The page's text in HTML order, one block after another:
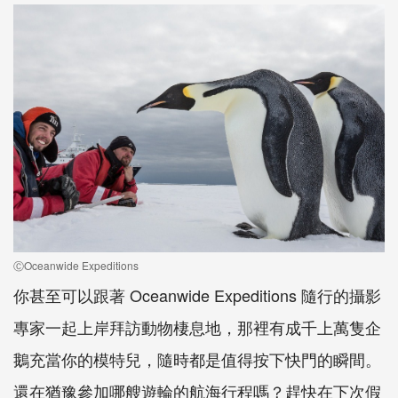
ⒸOceanwide Expeditions
你甚至可以跟著 Oceanwide Expeditions 隨行的攝影
專家一起上岸拜訪動物棲息地，那裡有成千上萬隻企
鵝充當你的模特兒，隨時都是值得按下快門的瞬間。
還在猶豫參加哪艘遊輪的航海行程嗎？趕快在下次假